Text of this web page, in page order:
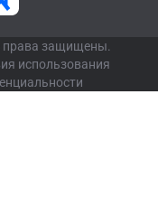
права защищены.
использования